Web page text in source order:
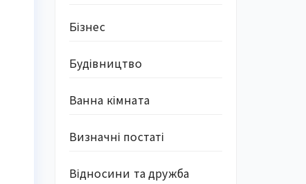
Бізнес
Будівництво
Ванна кімната
Визначні постаті
Відносини та дружба